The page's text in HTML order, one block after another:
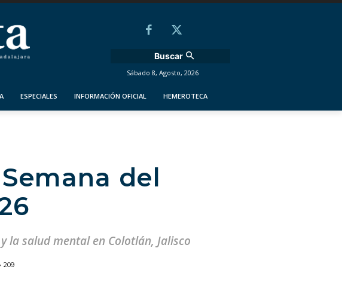
Buscar
Sábado 8, Agosto, 2026
ESPECIALES INFORMACIÓN OFICIAL HEMEROTECA
del
la salud mental en Colotlán, Jalisco
209